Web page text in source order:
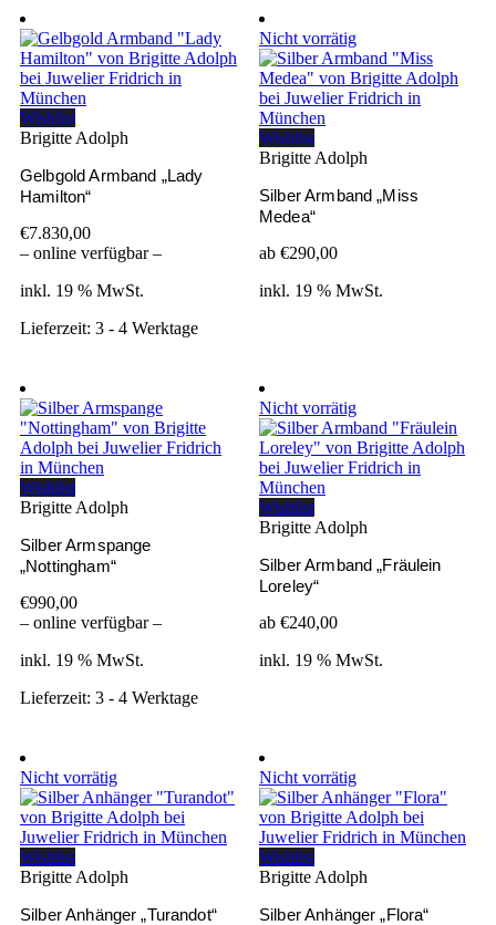
Wishlist
Brigitte Adolph
Gelbgold Armband „Lady
Hamilton“
€7.830,00
– online verfügbar –
inkl. 19 % MwSt.
Lieferzeit: 3 - 4 Werktage
Nicht vorrätig
Wishlist
Brigitte Adolph
Silber Armband „Miss
Medea“
ab €290,00
inkl. 19 % MwSt.
Wishlist
Brigitte Adolph
Silber Armspange
„Nottingham“
€990,00
– online verfügbar –
inkl. 19 % MwSt.
Lieferzeit: 3 - 4 Werktage
Nicht vorrätig
Wishlist
Brigitte Adolph
Silber Armband „Fräulein
Loreley“
ab €240,00
inkl. 19 % MwSt.
Nicht vorrätig
Wishlist
Brigitte Adolph
Silber Anhänger „Turandot“
Nicht vorrätig
Wishlist
Brigitte Adolph
Silber Anhänger „Flora“